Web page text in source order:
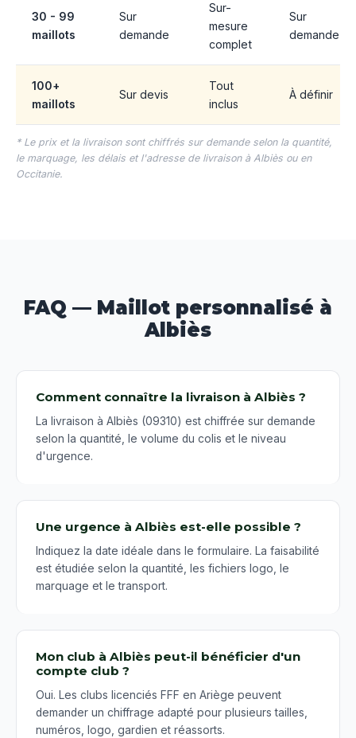
30 - 99
maillots
Sur
demande
Sur-
mesure
complet
Sur
demande
100+
maillots
Sur devis
Tout
inclus
À définir
* Le prix et la livraison sont chiffrés sur demande selon la quantité,
le marquage, les délais et l'adresse de livraison à Albiès ou en
Occitanie.
FAQ — Maillot personnalisé à
Albiès
Comment connaître la livraison à Albiès ?
La livraison à Albiès (09310) est chiffrée sur demande
selon la quantité, le volume du colis et le niveau
d'urgence.
Une urgence à Albiès est-elle possible ?
Indiquez la date idéale dans le formulaire. La faisabilité
est étudiée selon la quantité, les fichiers logo, le
marquage et le transport.
Mon club à Albiès peut-il bénéficier d'un
compte club ?
Oui. Les clubs licenciés FFF en Ariège peuvent
demander un chiffrage adapté pour plusieurs tailles,
numéros, logo, gardien et réassorts.